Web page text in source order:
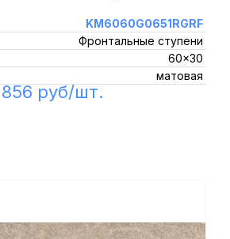
KM6060G0651RGRF
Фронтальные ступени
60x30
матовая
856 руб/шт.